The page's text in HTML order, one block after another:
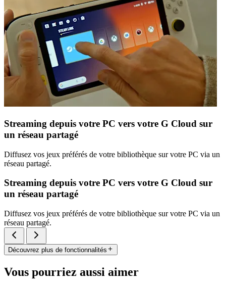
Streaming depuis votre PC vers votre G Cloud sur
un réseau partagé
Diffusez vos jeux préférés de votre bibliothèque sur votre PC via un
réseau partagé.
Streaming depuis votre PC vers votre G Cloud sur
un réseau partagé
Diffusez vos jeux préférés de votre bibliothèque sur votre PC via un
réseau partagé.
Découvrez plus de fonctionnalités
Vous pourriez aussi aimer